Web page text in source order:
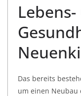
Das bereits
um einen Neubau